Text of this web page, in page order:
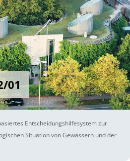
01
Entscheidungshilfesystem zur
Situation von Gewässern und der